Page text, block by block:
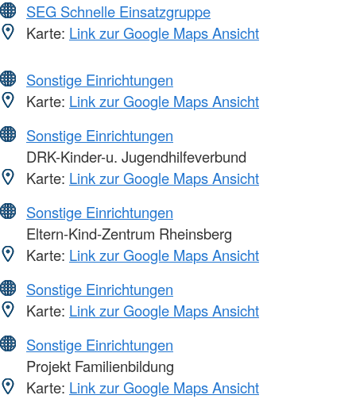
SEG Schnelle Einsatzgruppe
Karte: Link zur Google Maps Ansicht
Sonstige Einrichtungen
Karte: Link zur Google Maps Ansicht
Sonstige Einrichtungen
DRK-Kinder-u. Jugendhilfeverbund
Karte: Link zur Google Maps Ansicht
Sonstige Einrichtungen
Eltern-Kind-Zentrum Rheinsberg
Karte: Link zur Google Maps Ansicht
Sonstige Einrichtungen
Karte: Link zur Google Maps Ansicht
Sonstige Einrichtungen
Projekt Familienbildung
Karte: Link zur Google Maps Ansicht